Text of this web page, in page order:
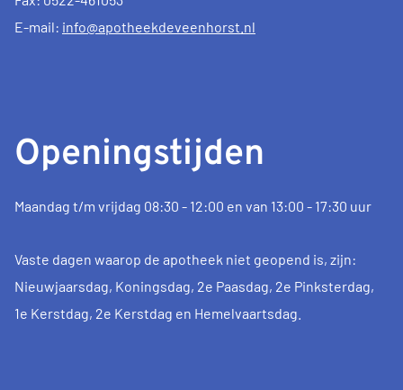
E-mail: info@apotheekdeveenhorst.nl
Openingstijden
Maandag t/m vrijdag 08:30 - 12:00 en van 13:00 - 17:30 uur
Vaste dagen waarop de apotheek niet geopend is, zijn:
Nieuwjaarsdag, Koningsdag, 2e Paasdag, 2e Pinksterdag,
1e Kerstdag, 2e Kerstdag en Hemelvaartsdag.